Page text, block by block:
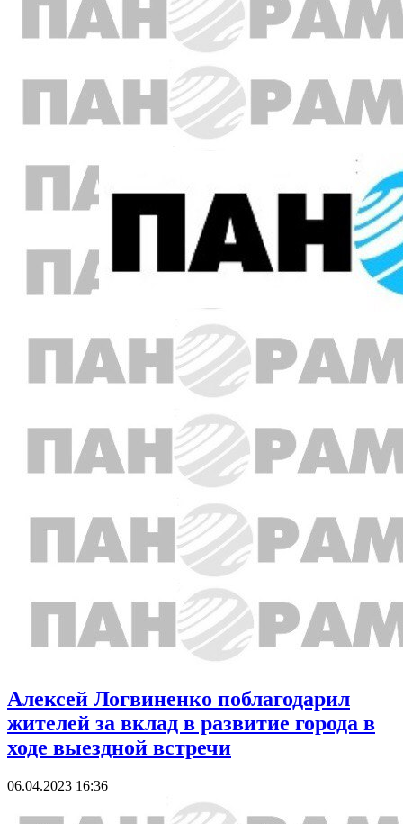
Алексей Логвиненко поблагодарил
жителей за вклад в развитие города в
ходе выездной встречи
06.04.2023 16:36